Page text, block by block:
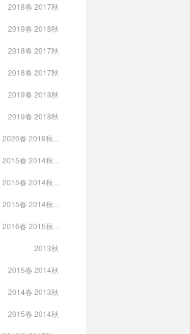
2018春 2017秋
2019春 2018秋
2018春 2017秋
2018春 2017秋
2019春 2018秋
2019春 2018秋
2020春 2019秋...
2015春 2014秋...
2015春 2014秋...
2015春 2014秋...
2016春 2015秋...
2013秋
2015春 2014秋
2014春 2013秋
2015春 2014秋